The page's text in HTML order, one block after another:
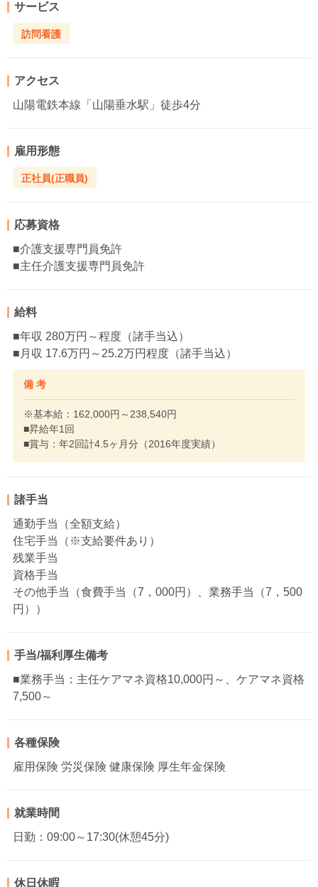
サービス
訪問看護
アクセス
山陽電鉄本線「山陽垂水駅」徒歩4分
雇用形態
正社員(正職員)
応募資格
■介護支援専門員免許
■主任介護支援専門員免許
給料
■年収 280万円～程度（諸手当込）
■月収 17.6万円～25.2万円程度（諸手当込）
備 考
※基本給：162,000円～238,540円
■昇給年1回
■賞与：年2回計4.5ヶ月分（2016年度実績）
諸手当
通勤手当（全額支給）
住宅手当（※支給要件あり）
残業手当
資格手当
その他手当（食費手当（7，000円）、業務手当（7，500
円））
手当/福利厚生備考
■業務手当：主任ケアマネ資格10,000円～、ケアマネ資格
7,500～
各種保険
雇用保険 労災保険 健康保険 厚生年金保険
就業時間
日勤：09:00～17:30(休憩45分)
休日休暇